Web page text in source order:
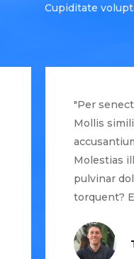
Cupiditate
"Per
Mollis
Molestias
pulvinar
torquent?